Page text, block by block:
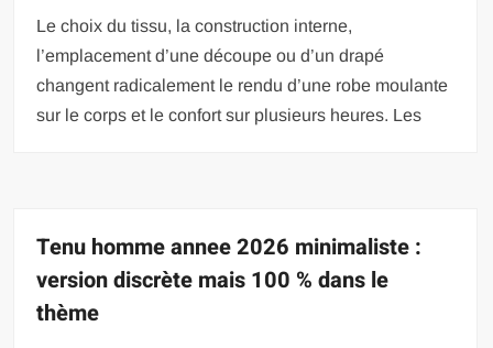
Le choix du tissu, la construction interne,
l’emplacement d’une découpe ou d’un drapé
changent radicalement le rendu d’une robe moulante
sur le corps et le confort sur plusieurs heures. Les
Tenu homme annee 2026 minimaliste :
version discrète mais 100 % dans le
thème